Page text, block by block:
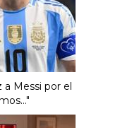
Messi por el